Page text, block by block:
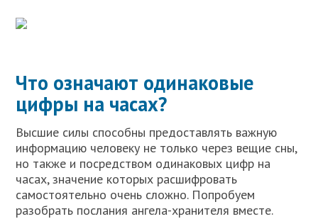
Что означают одинаковые
цифры на часах?
Высшие силы способны предоставлять важную
информацию человеку не только через вещие сны,
но также и посредством одинаковых цифр на
часах, значение которых расшифровать
самостоятельно очень сложно. Попробуем
разобрать послания ангела-хранителя вместе.